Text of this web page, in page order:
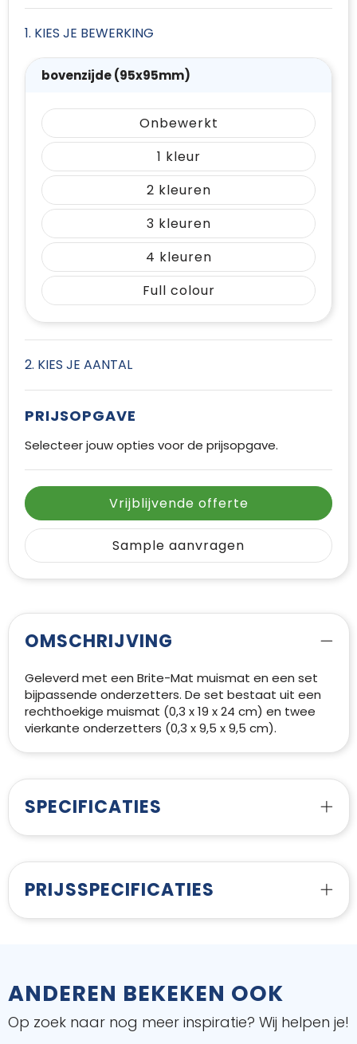
1. KIES JE BEWERKING
bovenzijde (95x95mm)
Onbewerkt
1
2
3
4
Full colour
2. KIES JE AANTAL
PRIJSOPGAVE
Selecteer jouw opties voor de prijsopgave.
Vrijblijvende offerte
Sample aanvragen
OMSCHRIJVING
Geleverd met een Brite-Mat muismat en een set
bijpassende onderzetters. De set bestaat uit een
rechthoekige muismat (0,3 x 19 x 24 cm) en twee
vierkante onderzetters (0,3 x 9,5 x 9,5 cm).
SPECIFICATIES
PRIJSSPECIFICATIES
ANDEREN BEKEKEN OOK
Op zoek naar nog meer inspiratie? Wij helpen je!